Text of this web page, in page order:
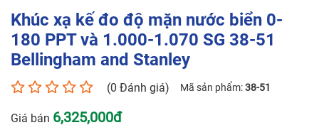
Khúc xạ kế đo độ mặn nước biển 0-
180 PPT và 1.000-1.070 SG 38-51
Bellingham and Stanley
(0 Đánh giá) Mã sản phẩm:38-51
Giá bán 6,325,000đ
Yêu cầu báo giá